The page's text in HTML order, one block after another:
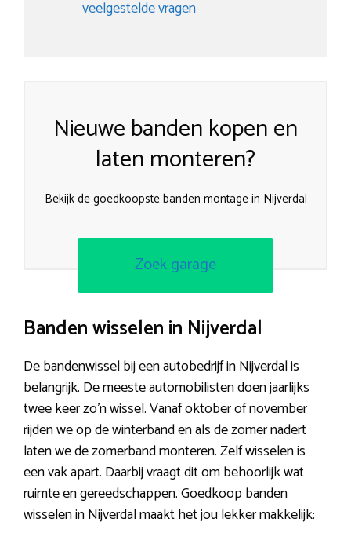
veelgestelde vragen
Nieuwe banden kopen en
laten monteren?
Bekijk de goedkoopste banden montage in Nijverdal
Zoek garage
Banden wisselen in Nijverdal
De bandenwissel bij een autobedrijf in Nijverdal is
belangrijk. De meeste automobilisten doen jaarlijks
twee keer zo’n wissel. Vanaf oktober of november
rijden we op de winterband en als de zomer nadert
laten we de zomerband monteren. Zelf wisselen is
een vak apart. Daarbij vraagt dit om behoorlijk wat
ruimte en gereedschappen. Goedkoop banden
wisselen in Nijverdal maakt het jou lekker makkelijk: